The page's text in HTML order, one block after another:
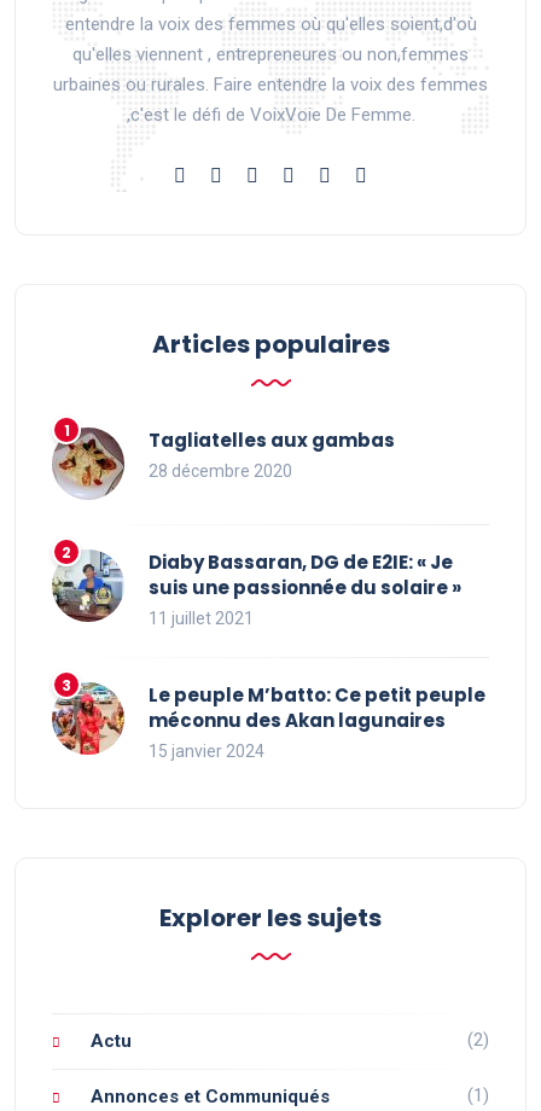
entendre la voix des femmes où qu'elles soient,d'où
qu'elles viennent , entrepreneures ou non,femmes
urbaines ou rurales. Faire entendre la voix des femmes
,c'est le défi de VoixVoie De Femme.
Articles populaires
Tagliatelles aux gambas
28 décembre 2020
Diaby Bassaran, DG de E2IE: « Je
suis une passionnée du solaire »
11 juillet 2021
Le peuple M’batto: Ce petit peuple
méconnu des Akan lagunaires
15 janvier 2024
Explorer les sujets
Actu (2)
Annonces et Communiqués (1)